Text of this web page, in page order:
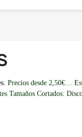
Precios desde 2,50€…
Tamaños Cortados: